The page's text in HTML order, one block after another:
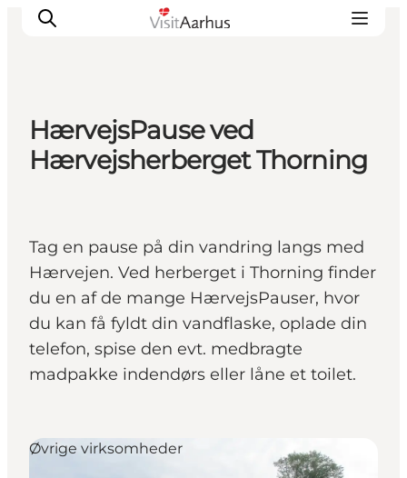
Oplevelser
Kalender
Transport
HærvejsPause ved
Hærvejsherberget Thorning
Tag en pause på din vandring langs med
Hærvejen. Ved herberget i Thorning finder
du en af de mange HærvejsPauser, hvor
du kan få fyldt din vandflaske, oplade din
telefon, spise den evt. medbragte
madpakke indendørs eller låne et toilet.
Øvrige virksomheder